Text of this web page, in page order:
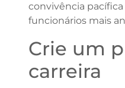
convivência pacífica
funcionários mais
Crie um
carreira